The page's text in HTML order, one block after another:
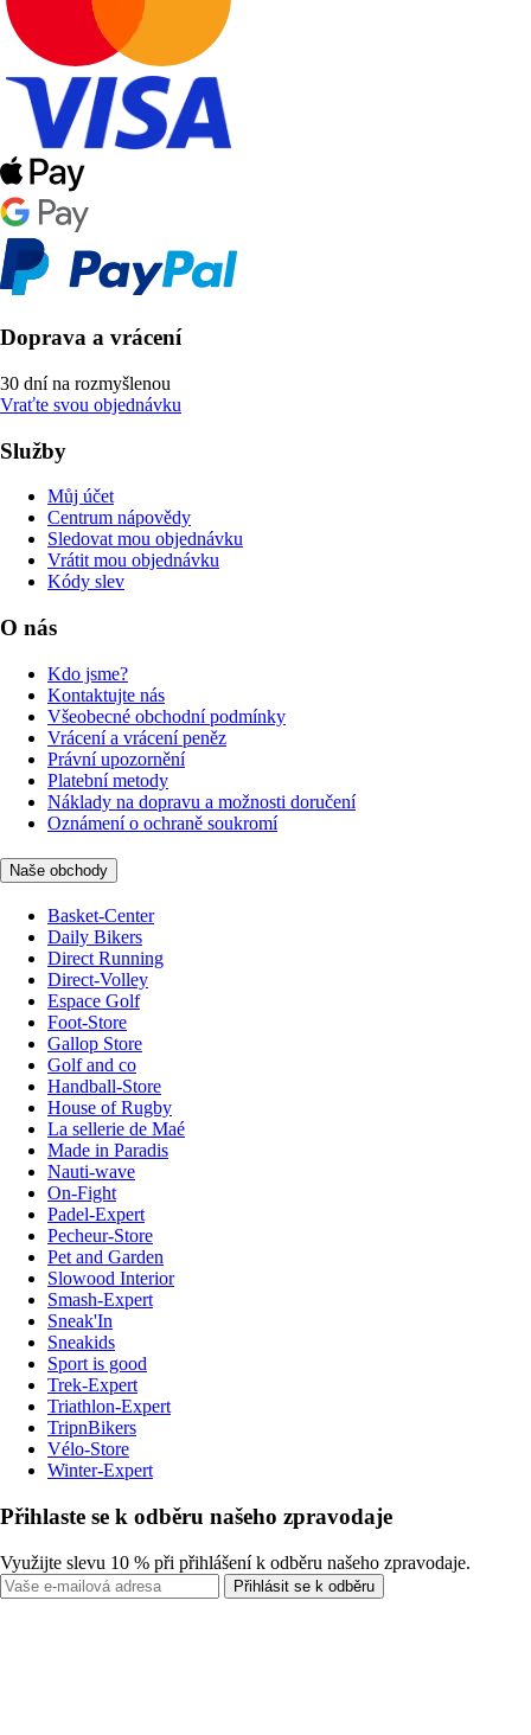
Doprava a vrácení
30 dní na rozmyšlenou
Vraťte svou objednávku
Služby
Můj účet
Centrum nápovědy
Sledovat mou objednávku
Vrátit mou objednávku
Kódy slev
O nás
Kdo jsme?
Kontaktujte nás
Všeobecné obchodní podmínky
Vrácení a vrácení peněz
Právní upozornění
Platební metody
Náklady na dopravu a možnosti doručení
Oznámení o ochraně soukromí
Naše obchody
Basket-Center
Daily Bikers
Direct Running
Direct-Volley
Espace Golf
Foot-Store
Gallop Store
Golf and co
Handball-Store
House of Rugby
La sellerie de Maé
Made in Paradis
Nauti-wave
On-Fight
Padel-Expert
Pecheur-Store
Pet and Garden
Slowood Interior
Smash-Expert
Sneak'In
Sneakids
Sport is good
Trek-Expert
Triathlon-Expert
TripnBikers
Vélo-Store
Winter-Expert
Přihlaste se k odběru našeho zpravodaje
Využijte slevu 10 % při přihlášení k odběru našeho zpravodaje.
Přihlásit se k odběru